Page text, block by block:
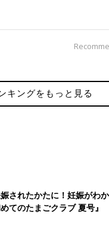
キングをもっと見る
されたかたに！妊娠がわ
てのたまごクラブ 夏号』